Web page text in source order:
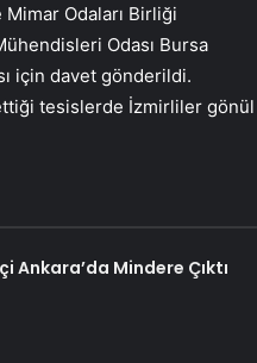
Odaları Birliği
Odası Bursa
için davet gönderildi.
tesislerde İzmirliler gönül
Ankara’da Mindere Çıktı